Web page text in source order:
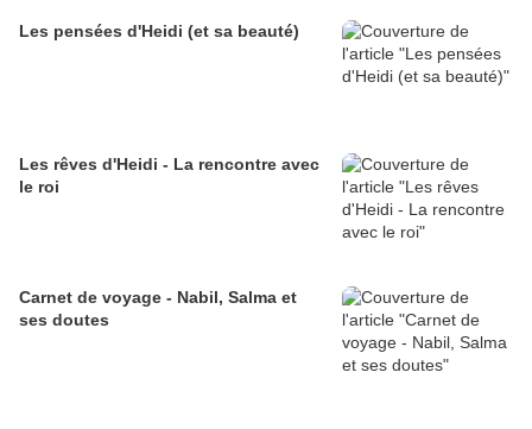
Les pensées d'Heidi (et sa beauté)
Les rêves d'Heidi - La rencontre avec
le roi
Carnet de voyage - Nabil, Salma et
ses doutes